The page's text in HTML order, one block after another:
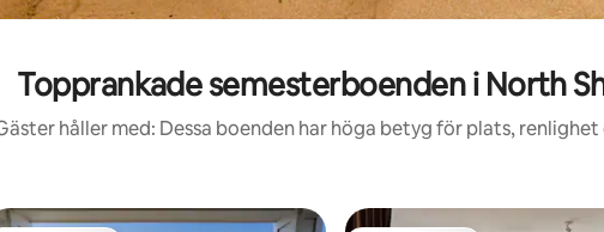
Topprankade semesterboenden i North
håller med: Dessa boenden har höga betyg för plats, renlighet